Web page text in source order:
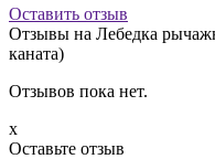
Оставить отзыв
Отзывы на Лебедка
каната)
Отзывов пока нет.
x
Оставьте отзыв